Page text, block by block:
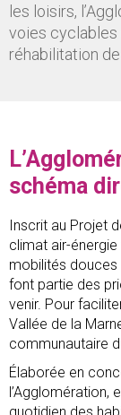
les loisirs,
voies cyclables
réhabilitation de
schéma
Inscrit au Projet
climat air-
mobilités douces
font partie des
venir. Pour
Vallée de la
communautaire
Élaborée en
l’Agglomération,
quotidien des